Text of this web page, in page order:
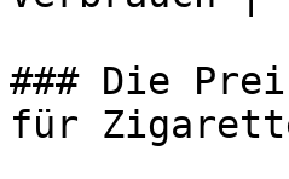
### Die
für